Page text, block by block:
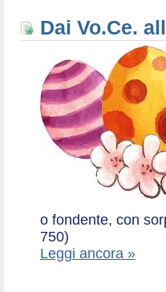
Dai Vo.Ce.
o fondente, con
750)
Leggi ancora »